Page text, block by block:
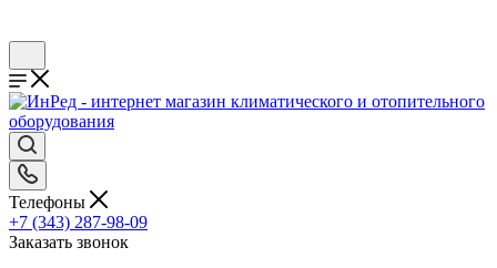
Телефоны
+7 (343) 287-98-09
Заказать звонок